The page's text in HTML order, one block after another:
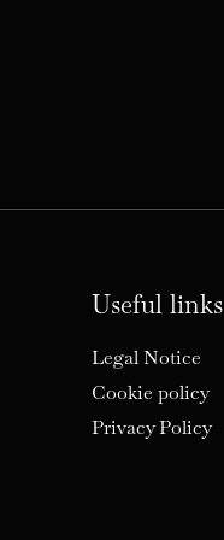
Useful links
Legal Notice
Cookie policy
Privacy Policy